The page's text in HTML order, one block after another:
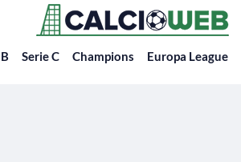
Serie C Champions Europa League